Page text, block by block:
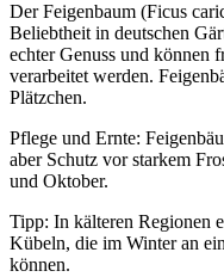
Der Feigenbaum (Ficus
Beliebtheit in deutschen
echter Genuss und können
verarbeitet werden.
Plätzchen.
Pflege und Ernte:
aber Schutz vor starkem
und Oktober.
Tipp: In kälteren Regionen
Kübeln, die im Winter an
können.